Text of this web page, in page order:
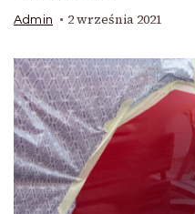
Admin 2 września 2021